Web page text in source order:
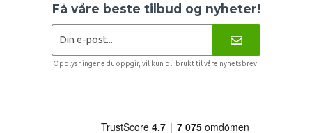
Få våre beste tilbud og nyheter!
Opplysningene du oppgir, vil kun bli brukt til våre nyhetsbrev.